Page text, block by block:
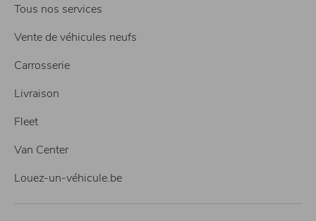
Tous nos services
Vente de véhicules neufs
Carrosserie
Livraison
Fleet
Van Center
Louez-un-véhicule.be